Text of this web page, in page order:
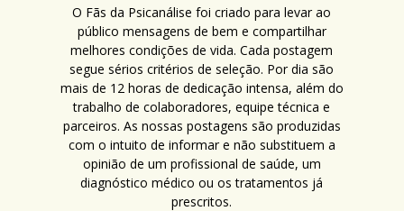
O Fãs da Psicanálise foi criado para levar ao
público mensagens de bem e compartilhar
melhores condições de vida. Cada postagem
segue sérios critérios de seleção. Por dia são
mais de 12 horas de dedicação intensa, além do
trabalho de colaboradores, equipe técnica e
parceiros. As nossas postagens são produzidas
com o intuito de informar e não substituem a
opinião de um profissional de saúde, um
diagnóstico médico ou os tratamentos já
prescritos.